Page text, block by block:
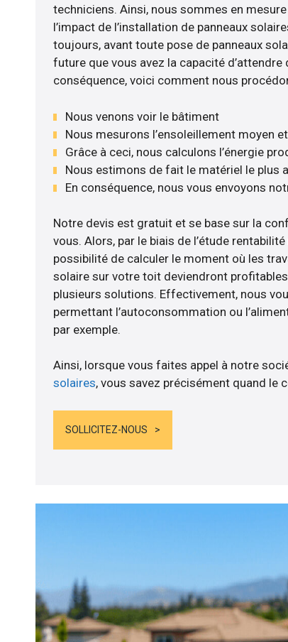
techniciens. Ainsi, nous sommes en
l’impact de l’installation de panneaux
toujours, avant toute pose de panneaux
future que vous avez la capacité d’attendre
conséquence, voici comment nous
Nous venons voir le bâtiment
Nous mesurons l’ensoleillement moyen
Grâce à ceci, nous calculons l’énergie
Nous estimons de fait le matériel le plus
En conséquence, nous vous envoyons
Notre devis est gratuit et se base sur la
vous. Alors, par le biais de l’étude
possibilité de calculer le moment où les
solaire sur votre toit deviendront
plusieurs solutions. Effectivement, nous
permettant l’autoconsommation ou
par exemple.
Ainsi, lorsque vous faites appel à notre
solaires, vous savez précisément quand le
SOLLICITEZ-NOUS